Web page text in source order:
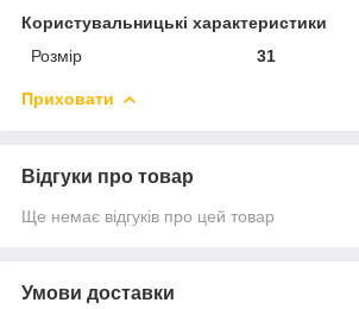
Користувальницькі характеристики
Розмір
31
Приховати
Відгуки про товар
Ще немає відгуків про цей товар
Умови доставки